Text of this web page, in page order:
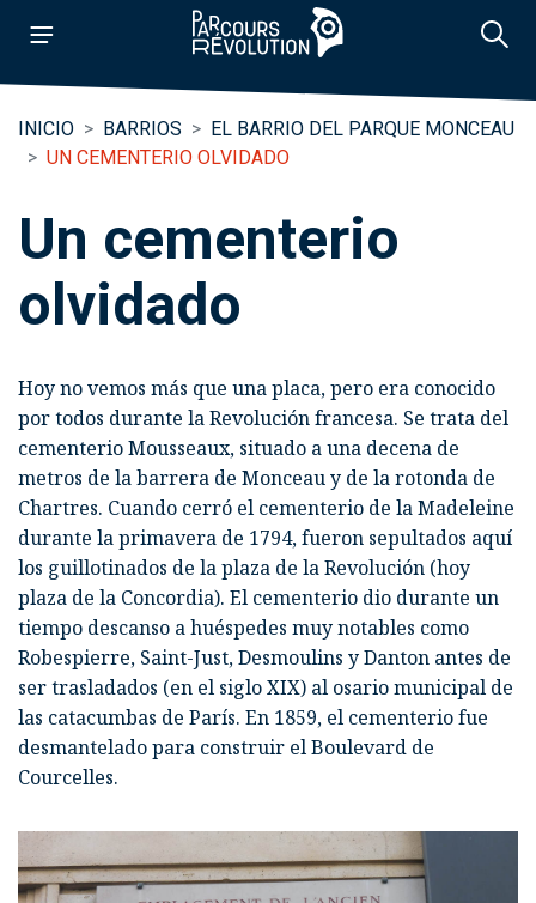
INICIO BARRIOS
EL BARRIO DEL PARQUE MONCEAU
UN CEMENTERIO OLVIDADO
Un cementerio
olvidado
Hoy no vemos más que una placa, pero era conocido
por todos durante la Revolución francesa. Se trata del
cementerio Mousseaux, situado a una decena de
metros de la barrera de Monceau y de la rotonda de
Chartres. Cuando cerró el cementerio de la Madeleine
durante la primavera de 1794, fueron sepultados aquí
los guillotinados de la plaza de la Revolución (hoy
plaza de la Concordia). El cementerio dio durante un
tiempo descanso a huéspedes muy notables como
Robespierre, Saint-Just, Desmoulins y Danton antes de
ser trasladados (en el siglo XIX) al osario municipal de
las catacumbas de París. En 1859, el cementerio fue
desmantelado para construir el Boulevard de
Courcelles.